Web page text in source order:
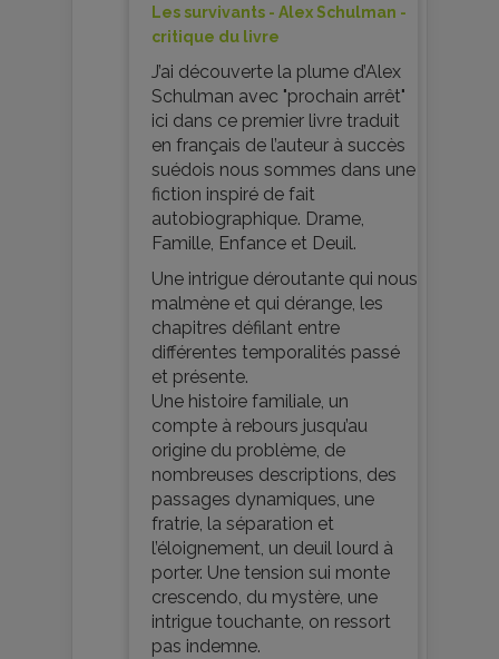
Les survivants - Alex Schulman -
critique du livre
J’ai découverte la plume d’Alex
Schulman avec "prochain arrêt"
ici dans ce premier livre traduit
en français de l’auteur à succès
suédois nous sommes dans une
fiction inspiré de fait
autobiographique. Drame,
Famille, Enfance et Deuil.
Une intrigue déroutante qui nous
malmène et qui dérange, les
chapitres défilant entre
différentes temporalités passé
et présente.
Une histoire familiale, un
compte à rebours jusqu’au
origine du problème, de
nombreuses descriptions, des
passages dynamiques, une
fratrie, la séparation et
l’éloignement, un deuil lourd à
porter. Une tension sui monte
crescendo, du mystère, une
intrigue touchante, on ressort
pas indemne.